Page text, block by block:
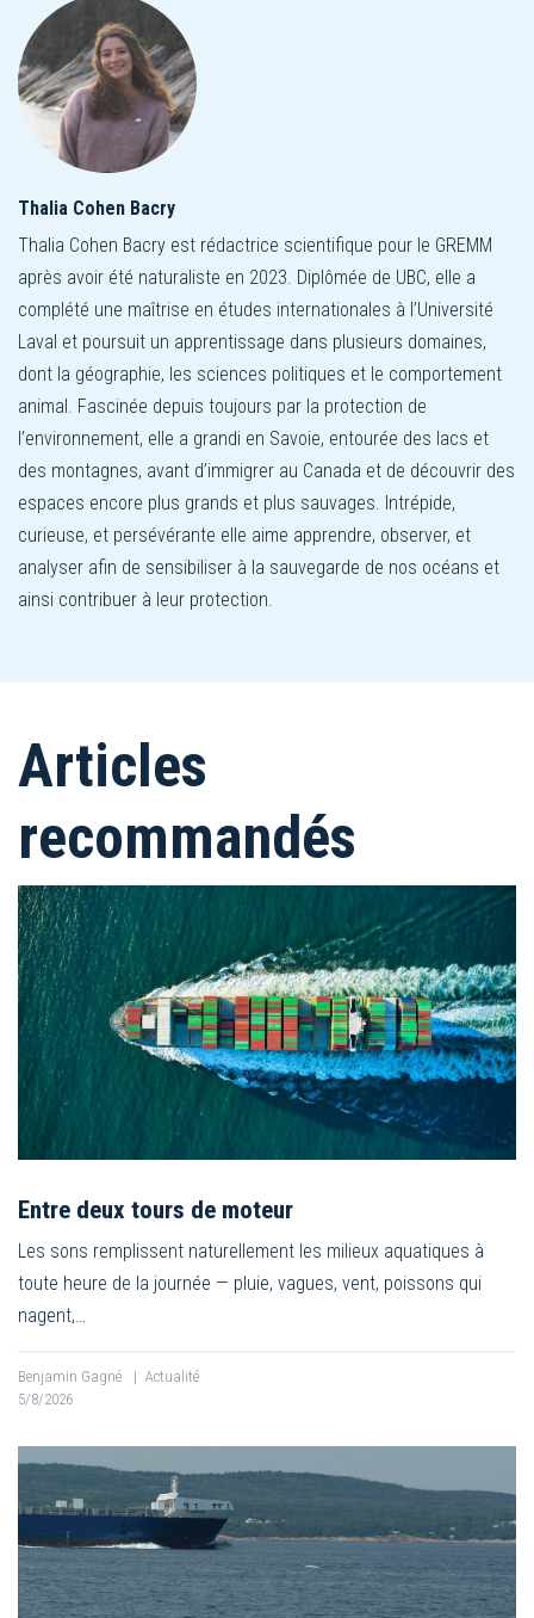
Thalia Cohen Bacry
Thalia Cohen Bacry est rédactrice scientifique pour le GREMM
après avoir été naturaliste en 2023. Diplômée de UBC, elle a
complété une maîtrise en études internationales à l’Université
Laval et poursuit un apprentissage dans plusieurs domaines,
dont la géographie, les sciences politiques et le comportement
animal. Fascinée depuis toujours par la protection de
l’environnement, elle a grandi en Savoie, entourée des lacs et
des montagnes, avant d’immigrer au Canada et de découvrir des
espaces encore plus grands et plus sauvages. Intrépide,
curieuse, et persévérante elle aime apprendre, observer, et
analyser afin de sensibiliser à la sauvegarde de nos océans et
ainsi contribuer à leur protection.
Articles
recommandés
Entre deux tours de moteur
Les sons remplissent naturellement les milieux aquatiques à
toute heure de la journée — pluie, vagues, vent, poissons qui
nagent,…
Benjamin Gagné | Actualité
5/8/2026